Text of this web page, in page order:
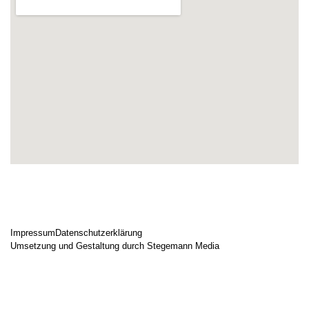
Impressum Datenschutzerklärung
Umsetzung und Gestaltung durch Stegemann Media